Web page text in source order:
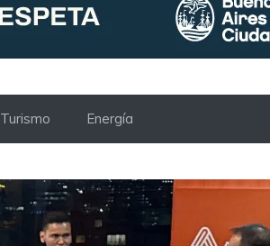
Turismo Energía